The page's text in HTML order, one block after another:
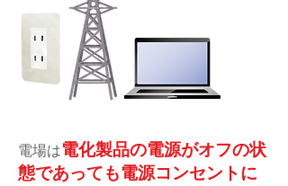
電場は電化製品の電源がオフの状
態であっても電源コンセントに